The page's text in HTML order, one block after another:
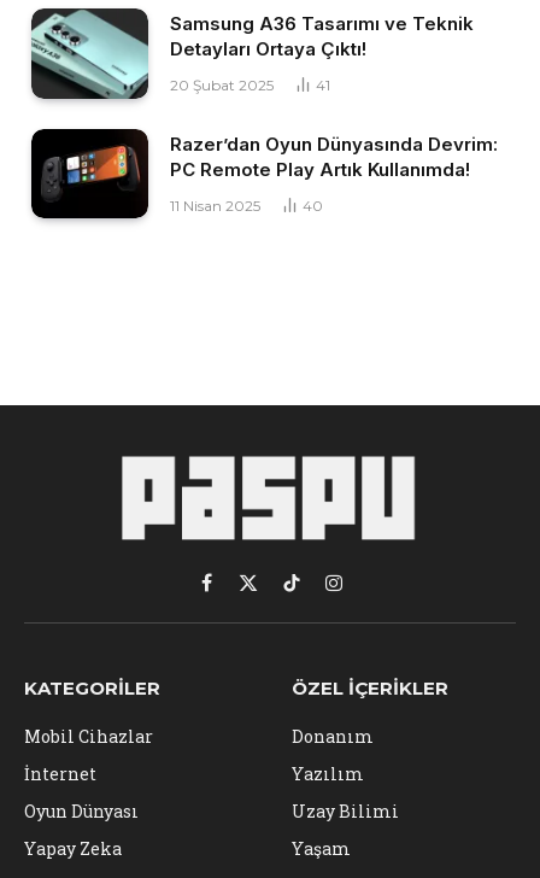
Samsung A36 Tasarımı ve Teknik
Detayları Ortaya Çıktı!
20 Şubat 2025 41
Razer’dan Oyun Dünyasında Devrim:
PC Remote Play Artık Kullanımda!
11 Nisan 2025 40
Facebook
X
(Twitter)
TikTokInstagram
KATEGORILER
Mobil Cihazlar
İnternet
Oyun Dünyası
Yapay Zeka
ÖZEL İÇERIKLER
Donanım
Yazılım
Uzay Bilimi
Yaşam